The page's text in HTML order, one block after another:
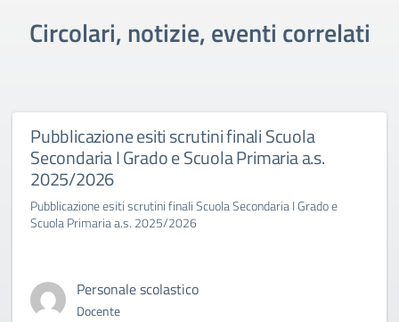
Circolari, notizie, eventi correlati
Pubblicazione esiti scrutini finali Scuola
Secondaria I Grado e Scuola Primaria a.s.
2025/2026
Pubblicazione esiti scrutini finali Scuola Secondaria I Grado e
Scuola Primaria a.s. 2025/2026
Personale scolastico
Docente